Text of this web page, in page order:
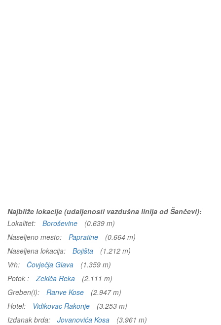
Najbliže lokacije (udaljenosti vazdušna linija od Šančevi):
Lokalitet:
Boroševine
(0.639 m)
Naseljeno mesto:
Papratine
(0.664 m)
Naseljena lokacija:
Bojišta
(1.212 m)
Vrh:
Čovječja Glava
(1.359 m)
Potok :
Zekiča Reka
(2.111 m)
Greben(i):
Ranve Kose
(2.947 m)
Hotel:
Vidikovac Rakonje
(3.253 m)
Izdanak brda:
Jovanovića Kosa
(3.961 m)